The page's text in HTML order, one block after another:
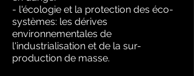
- l'écologie et la protection des éco-
systèmes: les dérives
environnementales de
l'industrialisation et de la sur-
production de masse.